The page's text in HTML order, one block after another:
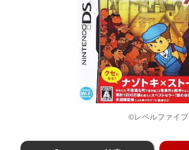
©レベルファイブ